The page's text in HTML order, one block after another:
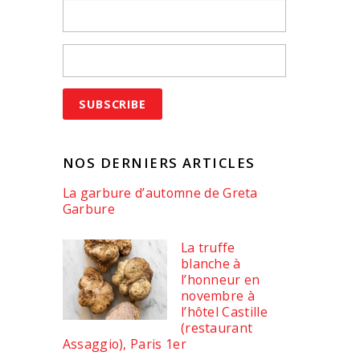
NOS DERNIERS ARTICLES
La garbure d’automne de Greta
Garbure
La truffe
blanche à
l’honneur en
novembre à
l’hôtel Castille
(restaurant
Assaggio), Paris 1er